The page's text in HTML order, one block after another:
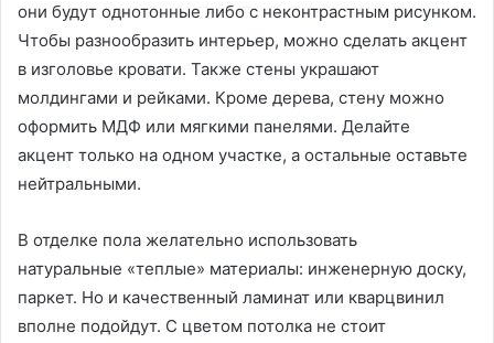
они будут однотонные либо с неконтрастным рисунком.
Чтобы разнообразить интерьер, можно сделать акцент
в изголовье кровати. Также стены украшают
молдингами и рейками. Кроме дерева, стену можно
оформить МДФ или мягкими панелями. Делайте
акцент только на одном участке, а остальные оставьте
нейтральными.
В отделке пола желательно использовать
натуральные «теплые» материалы: инженерную доску,
паркет. Но и качественный ламинат или кварцвинил
вполне подойдут. С цветом потолка не стоит